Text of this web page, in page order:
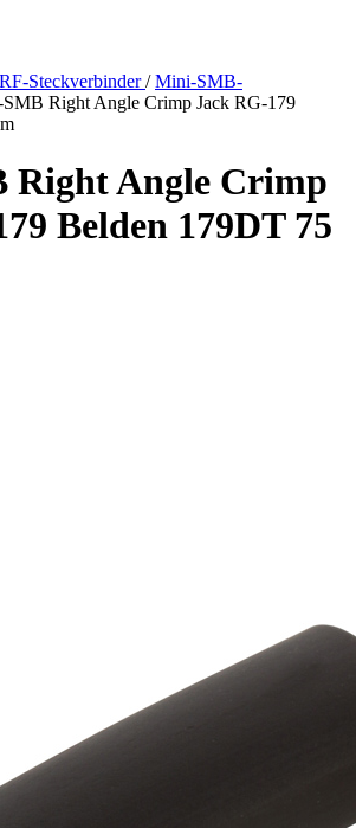
RF-Steckverbinder/ Mini-SMB-
Right Angle Crimp Jack RG-179
Right Angle Crimp
Belden 179DT 75